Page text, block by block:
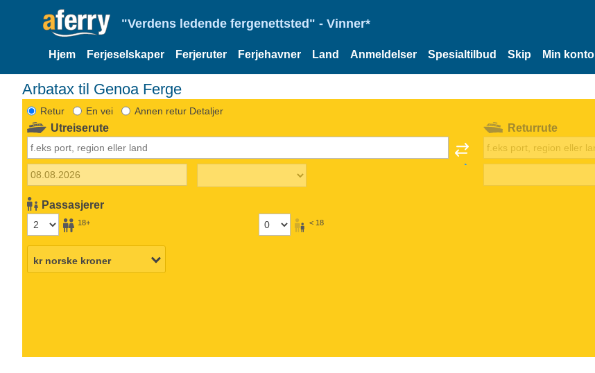
"Verdens ledende fergenettsted" - Vinner*
Hjem Ferjeselskaper Ferjeruter Ferjehavner Land Anmeldelser Spesialtilbud Skip Min konto
Arbatax til Genoa Ferge
Retur En vei Annen retur Detaljer
Utreiserute
Passasjerer
18+ < 18
Returrute